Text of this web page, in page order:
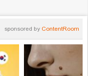
sponsored by ContentRoom